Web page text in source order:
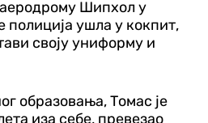
Шипхол у
полиција ушла у кокпит,
своју униформу и
образовања, Томас је
иза себе, превезао